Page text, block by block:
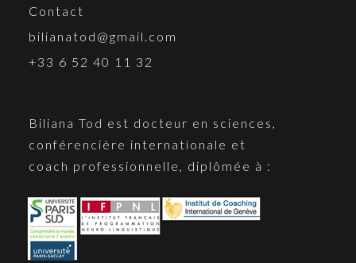
Contact
bilianatod@gmail.com
+33 6 52 40 11 32
Biliana Tod est docteur en sciences,
conférencière internationale et
coach professionnelle, diplômée à :